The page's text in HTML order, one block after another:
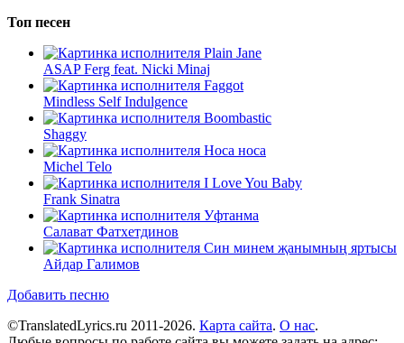
Топ песен
Plain Jane
ASAP Ferg feat. Nicki Minaj
Faggot
Mindless Self Indulgence
Boombastic
Shaggy
Носа носа
Michel Telo
I Love You Baby
Frank Sinatra
Уфтанма
Салават Фатхетдинов
Син минем җанымның яртысы
Айдар Галимов
Добавить песню
©TranslatedLyrics.ru 2011-2026. Карта сайта. О нас.